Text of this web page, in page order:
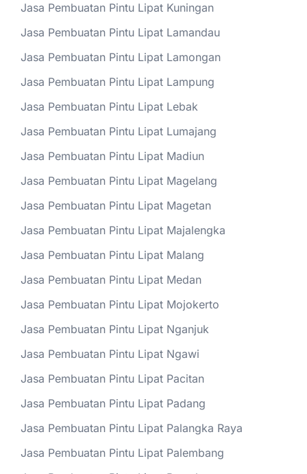
Jasa Pembuatan Pintu Lipat Kuningan
Jasa Pembuatan Pintu Lipat Lamandau
Jasa Pembuatan Pintu Lipat Lamongan
Jasa Pembuatan Pintu Lipat Lampung
Jasa Pembuatan Pintu Lipat Lebak
Jasa Pembuatan Pintu Lipat Lumajang
Jasa Pembuatan Pintu Lipat Madiun
Jasa Pembuatan Pintu Lipat Magelang
Jasa Pembuatan Pintu Lipat Magetan
Jasa Pembuatan Pintu Lipat Majalengka
Jasa Pembuatan Pintu Lipat Malang
Jasa Pembuatan Pintu Lipat Medan
Jasa Pembuatan Pintu Lipat Mojokerto
Jasa Pembuatan Pintu Lipat Nganjuk
Jasa Pembuatan Pintu Lipat Ngawi
Jasa Pembuatan Pintu Lipat Pacitan
Jasa Pembuatan Pintu Lipat Padang
Jasa Pembuatan Pintu Lipat Palangka Raya
Jasa Pembuatan Pintu Lipat Palembang